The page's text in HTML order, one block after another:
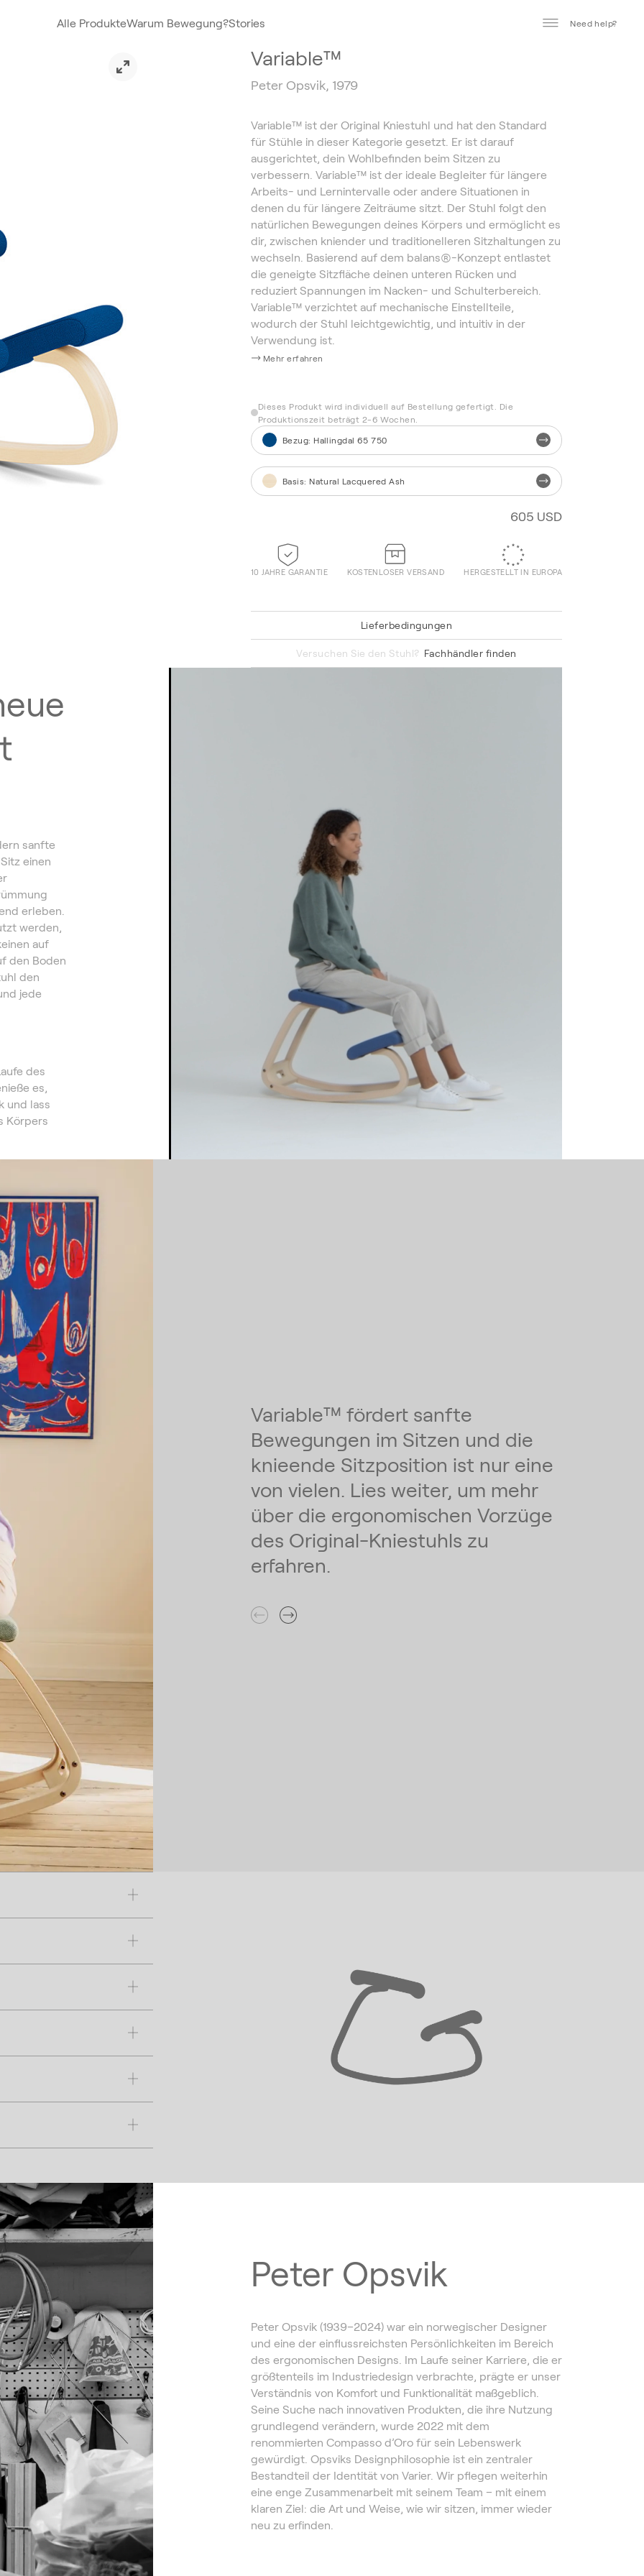
Alle ProdukteWarum Bewegung?Stories Need help?
Variable™
Peter Opsvik, 1979
Variable™ ist der Original Kniestuhl und hat den Standard
für Stühle in dieser Kategorie gesetzt. Er ist darauf
ausgerichtet, dein Wohlbefinden beim Sitzen zu
verbessern. Variable™ ist der ideale Begleiter für längere
Arbeits- und Lernintervalle oder andere Situationen in
denen du für längere Zeiträume sitzt. Der Stuhl folgt den
natürlichen Bewegungen deines Körpers und ermöglicht es
dir, zwischen kniender und traditionelleren Sitzhaltungen zu
wechseln. Basierend auf dem balans®-Konzept entlastet
die geneigte Sitzfläche deinen unteren Rücken und
reduziert Spannungen im Nacken- und Schulterbereich.
Variable™ verzichtet auf mechanische Einstellteile,
wodurch der Stuhl leichtgewichtig, und intuitiv in der
Verwendung ist.
Mehr erfahren
Dieses Produkt wird individuell auf Bestellung gefertigt. Die
Produktionszeit beträgt 2-6 Wochen.
Bezug: Hallingdal 65 750
Basis: Natural Lacquered Ash
605 USD
10 JAHRE GARANTIE KOSTENLOSER VERSAND HERGESTELLT IN EUROPA
Lieferbedingungen
Versuchen Sie den Stuhl? Fachhändler finden
Re-Wool 868
sanfte
einen
erleben.
werden,
auf
den Boden
den
jede
des
es,
und lass
Körpers
Variable™ fördert sanfte
Bewegungen im Sitzen und die
knieende Sitzposition ist nur eine
von vielen. Lies weiter, um mehr
über die ergonomischen Vorzüge
des Original-Kniestuhls zu
erfahren.
Peter Opsvik
Peter Opsvik (1939–2024) war ein norwegischer Designer
und eine der einflussreichsten Persönlichkeiten im Bereich
des ergonomischen Designs. Im Laufe seiner Karriere, die er
größtenteils im Industriedesign verbrachte, prägte er unser
Verständnis von Komfort und Funktionalität maßgeblich.
Seine Suche nach innovativen Produkten, die ihre Nutzung
grundlegend verändern, wurde 2022 mit dem
renommierten Compasso d’Oro für sein Lebenswerk
gewürdigt. Opsviks Designphilosophie ist ein zentraler
Bestandteil der Identität von Varier. Wir pflegen weiterhin
eine enge Zusammenarbeit mit seinem Team – mit einem
klaren Ziel: die Art und Weise, wie wir sitzen, immer wieder
neu zu erfinden.